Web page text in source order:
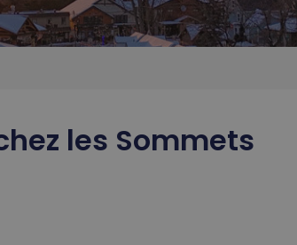
les Sommets